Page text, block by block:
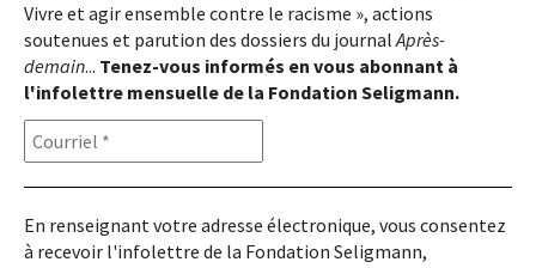
En renseignant votre adresse électronique, vous
consentez à recevoir l'infolettre de la Fondation
Seligmann, conformément à notrepolitique de
confidentialité. Il vous sera possible de vous
désabonner à tout moment.
Copyright © 2026Fondation Seligmann|Mentions légales|Crédits
Vivre et agir ensemble contre le racisme », actions
soutenues et parution des dossiers du journalAprès-
demain... Tenez-vous informés en vous abonnant à
l'infolettre mensuelle de la Fondation Seligmann.
En renseignant votre adresse électronique, vous consentez
à recevoir l'infolettre de la Fondation Seligmann,